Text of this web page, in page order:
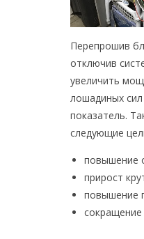
Перепрошив
отключив
увеличить
лошадиных
показатель.
следующие
повышение
прирост
повышение
сокращение